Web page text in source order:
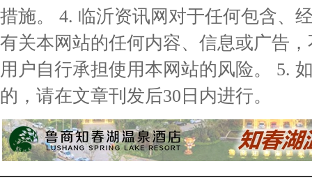
措施。 4. 临沂资讯网对于任何包含、
有关本网站的任何内容、信息或广告
用户自行承担使用本网站的风险。 5.
的，请在文章刊发后30日内进行。